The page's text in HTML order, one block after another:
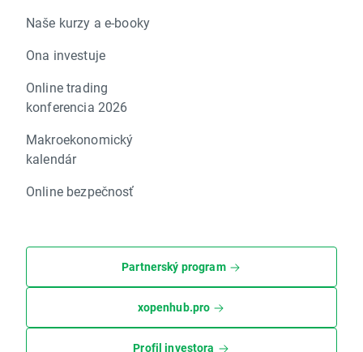
Naše kurzy a e-booky
Ona investuje
Online trading
konferencia 2026
Makroekonomický
kalendár
Online bezpečnosť
Partnerský program
xopenhub.pro
Profil investora